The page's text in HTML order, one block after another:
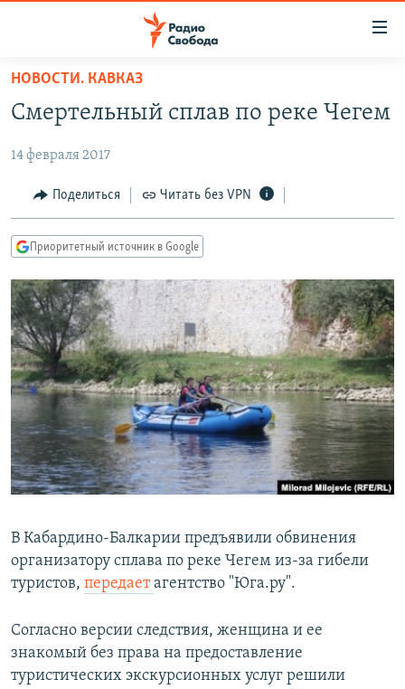
упрощенного
доступа
содержанию
Вернутся
навигации
Вернутся
поиску
ПОДКАСТЫ
АВТОРСКИЕ ПРОЕКТЫ
ЦИТАТЫ СВОБОДЫ
КУЛЬТУРА
IDEL.РЕАЛИИ
КАВКАЗ.РЕАЛИИ
СЕВЕР.РЕАЛИИ
СИБИРЬ.РЕАЛИИ
РАСПИСАНИЕ ВЕЩАНИЯ
ПОДПИШИТЕСЬ НА РАССЫЛКУ
Все сайты РСЕ/РС
НОВОСТИ. КАВКАЗ
Смертельный сплав по реке Чегем
14 февраля 2017
Поделиться Читать без VPN
Приоритетный источник в Google
В Кабардино-Балкарии предъявили обвинения
организатору сплава по реке Чегем из-за гибели
туристов, передаетагентство "Юга.ру".
Согласно версии следствия, женщина и ее
знакомый без права на предоставление
туристических экскурсионных услуг решили